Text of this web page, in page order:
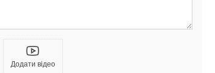
Додати відео